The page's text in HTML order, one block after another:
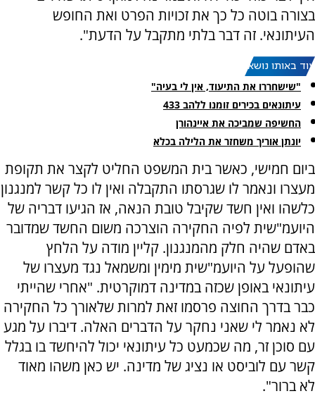
בצורה בוטה כל כך את זכויות הפרט ואת החופש
העיתונאי. זה דבר בלתי מתקבל על הדעת".
עוד באותו נושא:
"שישחררו את התיעוד, אין לי בעיה"
עיתונאים בכירים זומנו ללהב 433
החשיפה שמביכה את איינהורן
יונתן אוריך משחזר את הלילה בכלא
ביום חמישי, כאשר בית המשפט החליט לקצר את תקופת
מעצרו ונאמר לו שגרסתו התקבלה ואין לו כל קשר למנגנון
כלשהו ואין חשד שקיבל טובת הנאה, אז הגיעו דבריה של
היועמ"שית לפיה החקירה הוצרכה משום החשד שמדובר
באדם שהיה חלק מהמנגנון. קליין מודה על הלחץ
שהופעל על היועמ"שית מימין ומשמאל נגד מעצרו של
עיתונאי באופן שכזה במדינה דמוקרטית. "אחרי שהייתי
כבר בדרך החוצה פרסמו זאת למרות שלאורך כל החקירה
לא נאמר לי שאני נחקר על הדברים האלה. דיברו על מגע
עם סוכן זר, מה שכמעט כל עיתונאי יכול להיחשד בו בגלל
קשר עם לוביסט או נציג של מדינה. יש כאן משהו מאוד
לא ברור".